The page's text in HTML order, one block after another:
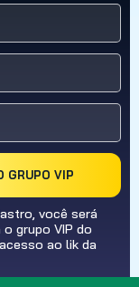
GRUPO VIP
você será
grupo VIP do
ao lik da